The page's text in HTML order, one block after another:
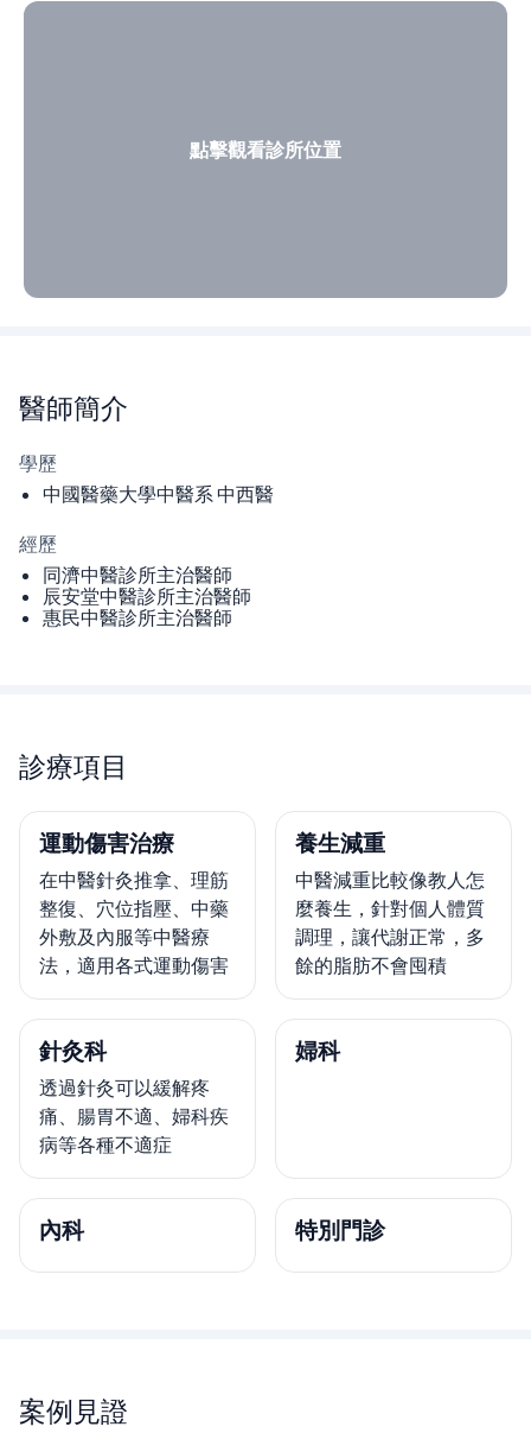
點擊觀看診所位置
醫師簡介
學歷
中國醫藥大學中醫系 中西醫
經歷
同濟中醫診所主治醫師
辰安堂中醫診所主治醫師
惠民中醫診所主治醫師
診療項目
運動傷害治療
在中醫針灸推拿、理筋
整復、穴位指壓、中藥
外敷及內服等中醫療
法，適用各式運動傷害
養生減重
中醫減重比較像教人怎
麼養生，針對個人體質
調理，讓代謝正常，多
餘的脂肪不會囤積
針灸科
透過針灸可以緩解疼
痛、腸胃不適、婦科疾
病等各種不適症
婦科
內科 特別門診
案例見證